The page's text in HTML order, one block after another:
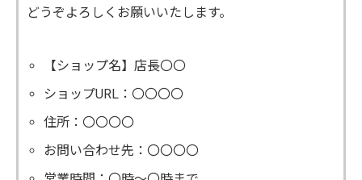
どうぞよろしくお願いいたします。
【ショップ名】店長〇〇
ショップURL：〇〇〇〇
住所：〇〇〇〇
お問い合わせ先：〇〇〇〇